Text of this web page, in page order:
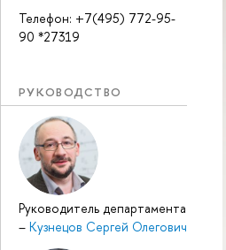
Телефон: +7(495) 772-95-
90 *27319
РУКОВОДСТВО
Руководитель департамента
– Кузнецов Сергей Олегович